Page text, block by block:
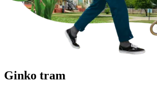
Ginko tram